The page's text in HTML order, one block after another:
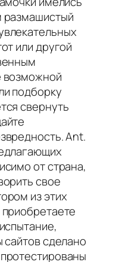
размашистый
или другой
возможной
подборку
свернуть
Ant.
от страна,
свое
из этих
сайтов сделано